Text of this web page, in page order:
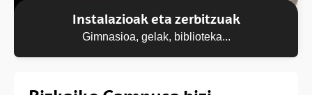
Instalazioak eta zerbitzuak
Gimnasioa, gelak, biblioteka...